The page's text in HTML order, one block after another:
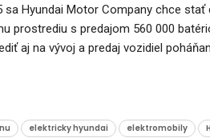
sa Hyundai Motor Company chce
prostrediu s predajom 560 000
aj na vývoj a predaj vozidiel
elektricky hyundai elektromobily